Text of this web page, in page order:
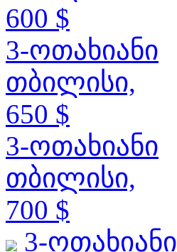
600 $
3-ოთახიანი
თბილისი,
650 $
3-ოთახიანი
თბილისი,
700 $
3-ოთახიანი